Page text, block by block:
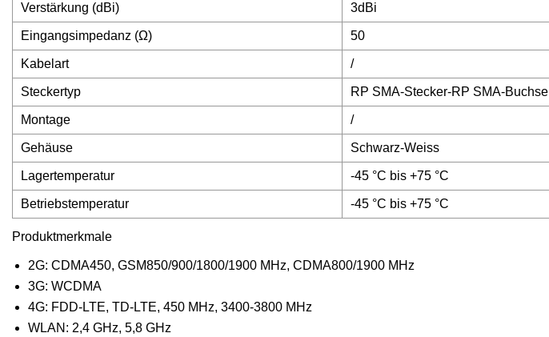
Verstärkung (dBi) 3dBi
Eingangsimpedanz (Ω) 50
Kabelart /
Steckertyp RP SMA-Stecker-RP SMA-Buchse
Montage /
Gehäuse Schwarz-Weiss
Lagertemperatur -45 °C bis +75 °C
Betriebstemperatur -45 °C bis +75 °C
Produktmerkmale
2G: CDMA450, GSM850/900/1800/1900 MHz, CDMA800/1900 MHz
3G: WCDMA
4G: FDD-LTE, TD-LTE, 450 MHz, 3400-3800 MHz
WLAN: 2,4 GHz, 5,8 GHz